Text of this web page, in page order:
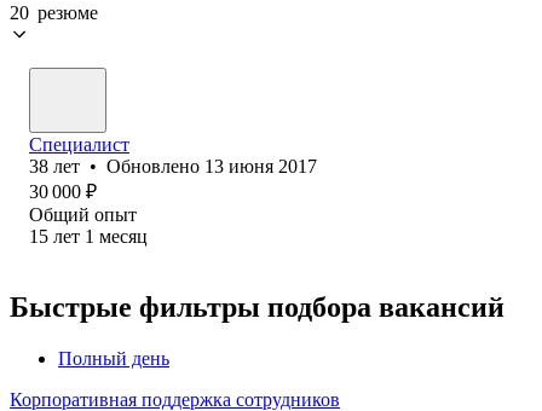
20 резюме
Специалист
38 лет • Обновлено 13 июня 2017
30 000 ₽
Общий опыт
15 лет 1 месяц
Быстрые фильтры подбора вакансий
Полный день
Корпоративная поддержка сотрудников